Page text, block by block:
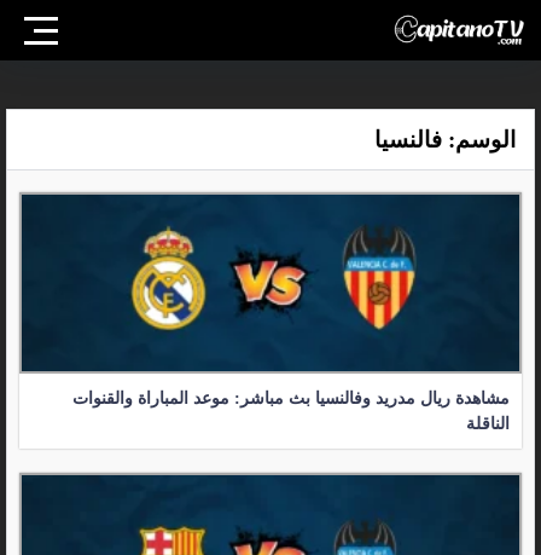
الوسم: فالنسيا
مشاهدة ريال مدريد وفالنسيا بث مباشر: موعد المباراة والقنوات
الناقلة